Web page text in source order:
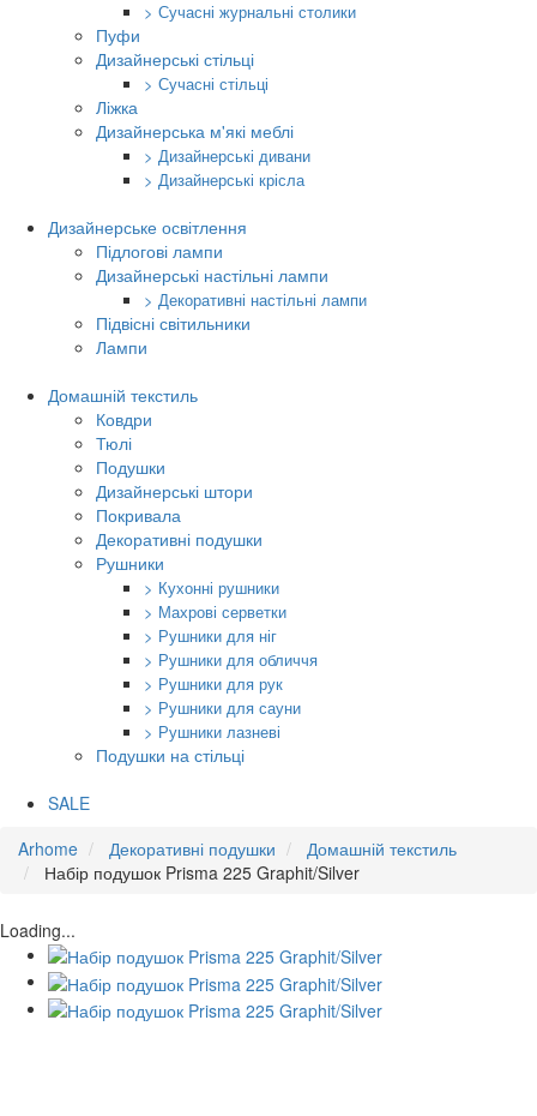
> Сучасні журнальні столики
Пуфи
Дизайнерські стільці
> Сучасні стільці
Ліжка
Дизайнерська м'які меблі
> Дизайнерські дивани
> Дизайнерські крісла
Дизайнерське освітлення
Підлогові лампи
Дизайнерські настільні лампи
> Декоративні настільні лампи
Підвісні світильники
Лампи
Домашній текстиль
Ковдри
Тюлі
Подушки
Дизайнерські штори
Покривала
Декоративні подушки
Рушники
> Кухонні рушники
> Махрові серветки
> Рушники для ніг
> Рушники для обличчя
> Рушники для рук
> Рушники для сауни
> Рушники лазневі
Подушки на стільці
SALE
Arhome
Декоративні подушки
Домашній текстиль
Набір подушок Prisma 225 Graphit/Silver
Loading...